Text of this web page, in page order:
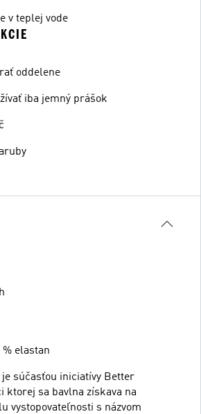
v teplej vode
oddelene
iba jemný prášok
% elastan
je súčasťou iniciatívy Better
ktorej sa bavlna získava na
vystopovateľnosti s názvom